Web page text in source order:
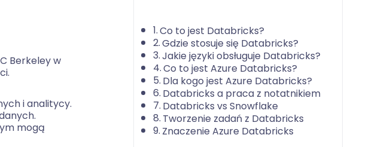
Berkeley w
i analitycy.
mogą
Co to jest Databricks?
Gdzie stosuje się Databricks?
Jakie języki obsługuje Databricks?
Co to jest Azure Databricks?
Dla kogo jest Azure Databricks?
Databricks a praca z notatnikiem
Databricks vs Snowflake
Tworzenie zadań z Databricks
Znaczenie Azure Databricks